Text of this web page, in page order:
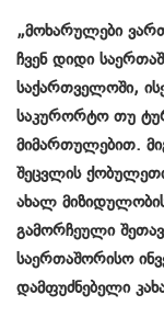
„მოხარულები
ჩვენ დიდი
საქართველოში,
საკურორტო თუ
მიმართულებით.
შეცვლის
ახალ
გამორჩეული
საერთაშორისო
დამფუძნებელი